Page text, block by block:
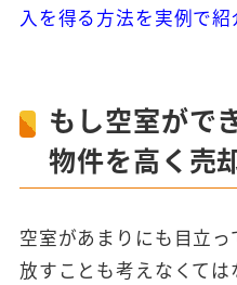
入を得る方法を実例で紹
もし空室がで
物件を高く売
空室があまりにも目立
放すことも考えなくては